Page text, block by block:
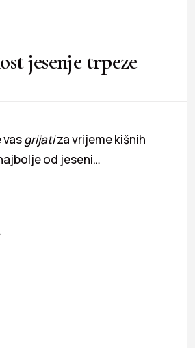
jesenje trpeze
vasgrijatiza vrijeme kišnih
od jeseni…